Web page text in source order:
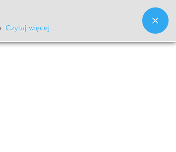
Czytaj więcej...